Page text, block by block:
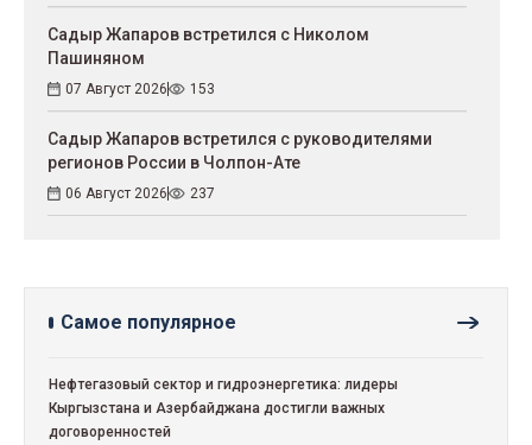
Садыр Жапаров встретился с Николом
Пашиняном
07 Август 2026 153
Садыр Жапаров встретился с руководителями
регионов России в Чолпон-Ате
06 Август 2026 237
Самое популярное
Нефтегазовый сектор и гидроэнергетика: лидеры
Кыргызстана и Азербайджана достигли важных
договоренностей